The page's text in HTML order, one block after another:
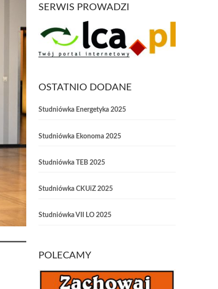
SERWIS PROWADZI
OSTATNIO DODANE
Studniówka Energetyka 2025
Studniówka Ekonoma 2025
Studniówka TEB 2025
Studniówka CKUiZ 2025
Studniówka VII LO 2025
POLECAMY